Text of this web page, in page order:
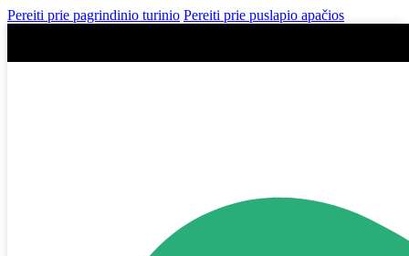
Pereiti prie pagrindinio turinio Pereiti prie puslapio apačios